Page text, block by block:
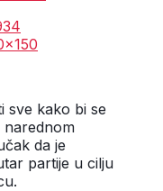
sve kako bi se
da je
partije u cilju